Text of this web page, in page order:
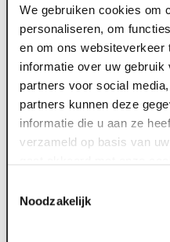
We gebruiken cookies om
personaliseren, om
en om ons websiteverkeer
informatie over uw
partners voor social
partners kunnen deze
informatie die u aan ze
verzameld op basis van
Noodzakelijk
PietKingmazaalKaart.
*Niet geldig bij de
Educatie, Events,
verder bij The Analogues,
Najib Amhali, Brigitte
Gorgels, Viva Classic
Laan, Waylon, Ali B,
Orchestra, Rundunk, Fred